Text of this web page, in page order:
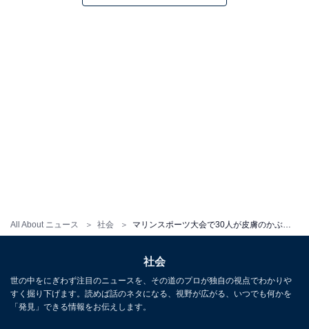
All About ニュース 社会
治療には、原因に対する治療と湿疹についての治療の2
社会
世の中をにぎわず注目のニュースを、その道のプロが独自の視点でわかりや
すく掘り下げます。読めば話のネタになる、視野が広がる、いつでも何かを
「発見」できる情報をお伝えします。